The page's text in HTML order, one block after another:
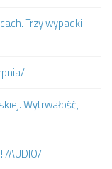
Trzy wypadki
Wytrwałość,
/AUDIO/